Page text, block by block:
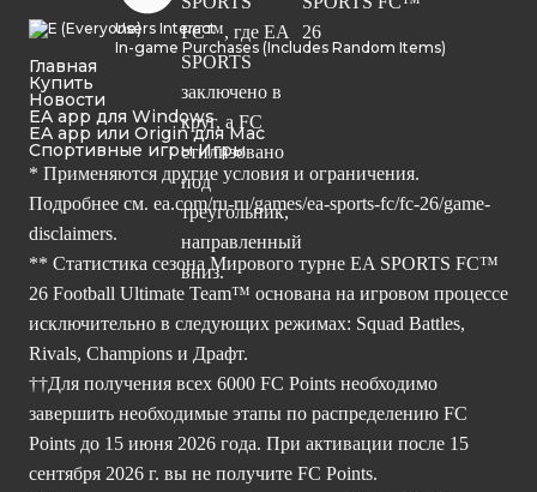
Users Interact
In-game Purchases (Includes Random Items)
Главная
Купить
Новости
EA app для Windows
EA app или Origin для Mac
Спортивные игры Игры
* Применяются другие условия и ограничения.
Подробнее см. ea.com/ru-ru/games/ea-sports-fc/fc-26/game-
disclaimers.
** Статистика сезона Мирового турне EA SPORTS FC™
26 Football Ultimate Team™ основана на игровом процессе
исключительно в следующих режимах: Squad Battles,
Rivals, Champions и Драфт.
††Для получения всех 6000 FC Points необходимо
завершить необходимые этапы по распределению FC
Points до 15 июня 2026 года. При активации после 15
сентября 2026 г. вы не получите FC Points.